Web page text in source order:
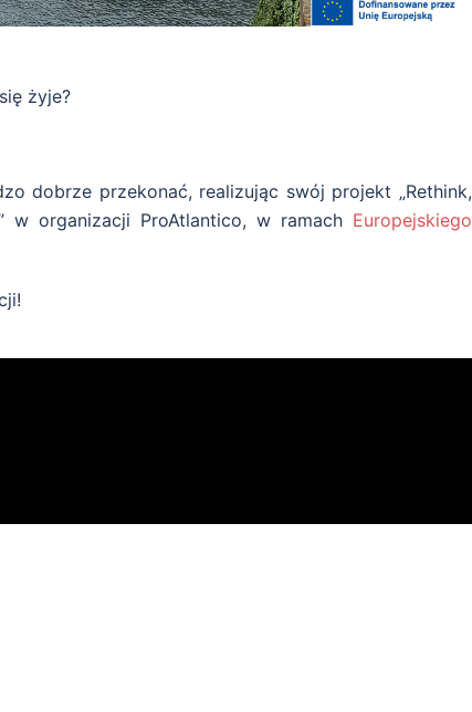
żyje?
dobrze przekonać, realizując swój projekt „Rethink,
w organizacji ProAtlantico, w ramach Europejskiego